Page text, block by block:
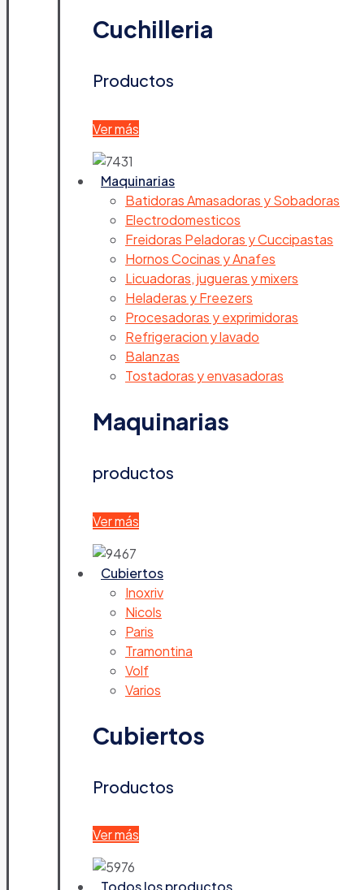
Cuchilleria
Productos
Ver más
Maquinarias
Batidoras Amasadoras y Sobadoras
Electrodomesticos
Freidoras Peladoras y Cuccipastas
Hornos Cocinas y Anafes
Licuadoras, jugueras y mixers
Heladeras y Freezers
Procesadoras y exprimidoras
Refrigeracion y lavado
Balanzas
Tostadoras y envasadoras
Maquinarias
productos
Ver más
Cubiertos
Inoxriv
Nicols
Paris
Tramontina
Volf
Varios
Cubiertos
Productos
Ver más